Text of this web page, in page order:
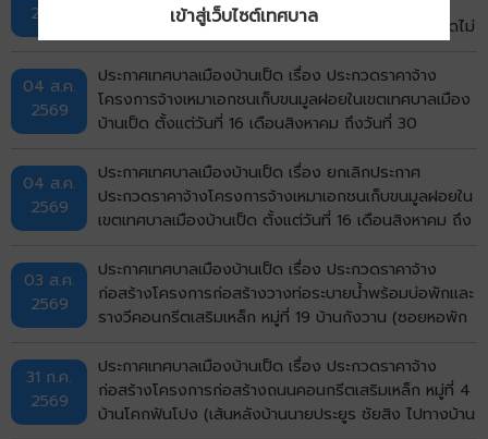
2569
บรรจุโฟมไม่น้อยกว่า 500 ลิตร เครื่องยนต์ดีเซล ขนาดไม่
แรงดันสูงและอุปกรณ์ในการดับเพลิงครบชุด จำนวน 1 คัน
ด้วยวิธีประกวดราคาอิเล็กทรอนิกส์ (e-bidding)
04 ส.ค.
2569
ประกาศเทศบาลเมืองบ้านเป็ด เรื่อง ประกวดราคาจ้าง
โครงการจ้างเหมาเอกชนเก็บขนมูลฝอยในเขตเทศบาลเมือง
บ้านเป็ด ตั้งแต่วันที่ 16 เดือนสิงหาคม ถึงวันที่ 30
(e-bidding)
04 ส.ค.
2569
ประกาศเทศบาลเมืองบ้านเป็ด เรื่อง ยกเลิกประกาศ
ประกวดราคาจ้างโครงการจ้างเหมาเอกชนเก็บขนมูลฝอยใน
เขตเทศบาลเมืองบ้านเป็ด ตั้งแต่วันที่ 16 เดือนสิงหาคม ถึง
อิเล็กทรอนิกส์ (e-bidding)
03 ส.ค.
2569
ประกาศเทศบาลเมืองบ้านเป็ด เรื่อง ประกวดราคาจ้าง
ก่อสร้างโครงการก่อสร้างวางท่อระบายน้ำพร้อมบ่อพักและ
รางวีคอนกรีตเสริมเหล็ก หมู่ที่ 19 บ้านกังวาน (ซอยหอพัก
ขอนแก่น จังหวัดขอนแก่น ด้วยวิธีประกวดราคา
อิเล็กทรอนิกส์ (e-bidding)
31 ก.ค.
2569
ประกาศเทศบาลเมืองบ้านเป็ด เรื่อง ประกวดราคาจ้าง
ก่อสร้างโครงการก่อสร้างถนนคอนกรีตเสริมเหล็ก หมู่ที่ 4
บ้านโคกฟันโปง (เส้นหลังบ้านนายประยูร ชัยสิง ไปทางบ้าน
เข้าสู่เว็บไซต์เทศบาล